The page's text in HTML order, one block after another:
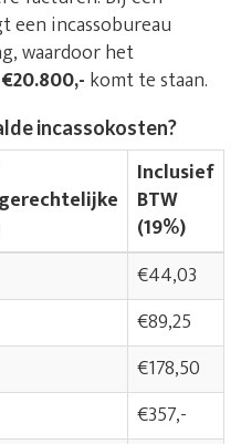
een incassobureau
waardoor het
€20.800,- komt te staan.
incassokosten?
Inclusief
BTW
(19%)
€44,03
€89,25
€178,50
€357,-